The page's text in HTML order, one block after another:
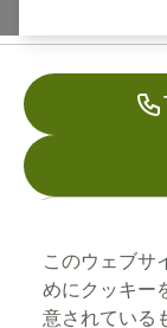
このウェブサ
めにクッキー
意されている
インフォメーシ